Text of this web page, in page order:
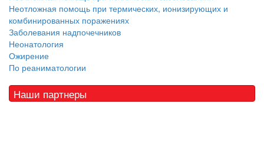
Неотложная помощь при термических, ионизирующих и
комбинированных поражениях
Заболевания надпочечников
Неонатология
Ожирение
По реаниматологии
Наши партнеры